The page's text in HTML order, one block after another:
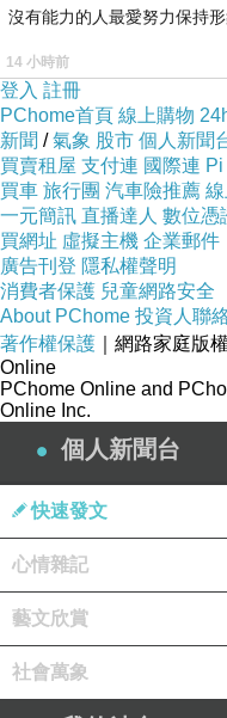
產品特色:
19.5吋寬
16.7M極緻色
域顯示
20,000,000:1
超高動態對
比
應
250cd/m2的
亮度，清晰
視界
沒有能力的人最愛努力保持形
14 小時前
登入 註冊
PChome首頁 線上購物
新聞 /氣象 股市 個人新聞
買賣租屋 支付連 國際連
買車 旅行團 汽車險推薦
一元簡訊 直播達人 數位憑
買網址 虛擬主機 企業郵件
廣告刊登 隱私權聲明
消費者保護 兒童網路安全
About PChome 投資人聯
著作權保護 ｜網路家庭版
Online
PChome Online and
Online Inc.
個人新聞台
快速發文
心情雜記
藝文欣賞
社會萬象